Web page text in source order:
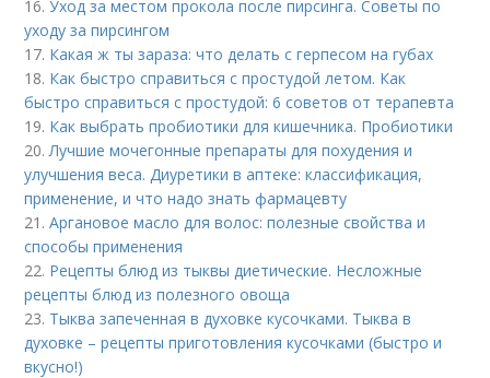
16.Уход за местом прокола после пирсинга. Советы по
уходу за пирсингом
17. Какая ж ты зараза: что делать с герпесом на губах
18. Как быстро справиться с простудой летом. Как
быстро справиться с простудой: 6 советов от терапевта
19. Как выбрать пробиотики для кишечника. Пробиотики
20.Лучшие мочегонные препараты для похудения и
улучшения веса. Диуретики в аптеке: классификация,
применение, и что надо знать фармацевту
21.Аргановое масло для волос: полезные свойства и
способы применения
22. Рецепты блюд из тыквы диетические. Несложные
рецепты блюд из полезного овоща
23. Тыква запеченная в духовке кусочками. Тыква в
духовке – рецепты приготовления кусочками (быстро и
вкусно!)